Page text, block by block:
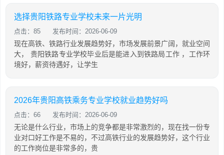
选择贵阳铁路专业学校未来一片光明
点击：85 发布时间：2026-06-09
现在高铁、铁路行业发展趋势好，市场发展前景广阔，就业空间
大， 贵阳铁路专业学校毕业后是能进入到铁路局工作 ，工作环
境好，薪资待遇好，让学生
2026年贵阳高铁乘务专业学校就业趋势好吗
点击：66 发布时间：2026-06-09
无论是什么行业，市场上的竞争都是非常激烈的，现在找一份专
业对口好工作是不易的，不过高铁行业的发展趋势好，这个行业
的工作岗位是非常多的，贵